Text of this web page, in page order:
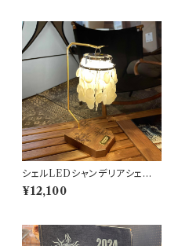
シェルLEDシャンデリアシェード
802PRODUCTS ゴールゼロ
ミヤビ BFF ナトゥーラ LEDペ
¥12,100